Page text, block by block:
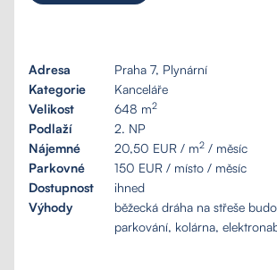
Adresa
Praha 7, Plynární
Kategorie
Kanceláře
Velikost
648 m2
Podlaží
2. NP
Nájemné
20,50 EUR / m2 / měsíc
Parkovné
150 EUR / místo / měsíc
Dostupnost
ihned
Výhody
běžecká dráha na střeše
parkování, kolárna,